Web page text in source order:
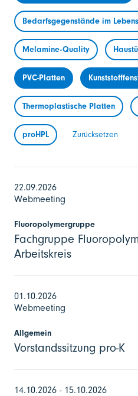
Bedarfsgegenstände im
Melamine-Quality
PVC-Platten
Thermoplastische Platten
proHPL Zurücksetzen
22.09.2026
Webmeeting
Fluoropolymergruppe
Fachgruppe
Arbeitskreis
01.10.2026
Webmeeting
Allgemein
Vorstandssitzung pro-K
14.10.2026 - 15.10.2026